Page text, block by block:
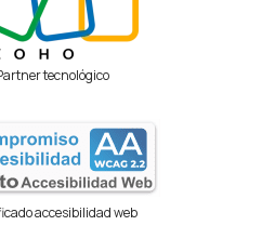
tecnológico
accesibilidad web